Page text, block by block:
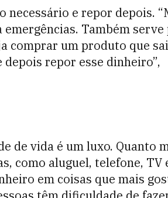
necessário e repor depois.
Também serve
comprar um produto que sai
repor esse dinheiro”,
de vida é um luxo. Quanto
como aluguel, telefone, TV
em coisas que mais